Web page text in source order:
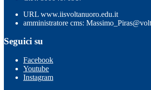
URL www.iisvoltanuoro.edu.it
amministratore cms:
Seguici su
Facebook
Youtube
Instagram